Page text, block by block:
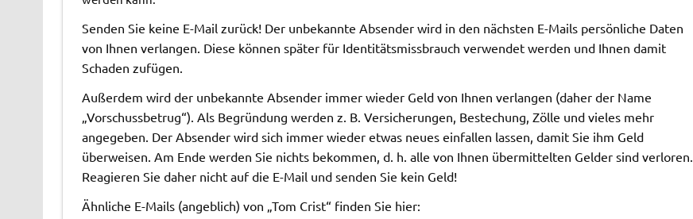
Senden Sie keine E-Mail zurück! Der unbekannte Absender wird in den nächsten E-Mails persönliche Daten
von Ihnen verlangen. Diese können später für Identitätsmissbrauch verwendet werden und Ihnen damit
Schaden zufügen.
Außerdem wird der unbekannte Absender immer wieder Geld von Ihnen verlangen (daher der Name
„Vorschussbetrug“). Als Begründung werden z. B. Versicherungen, Bestechung, Zölle und vieles mehr
angegeben. Der Absender wird sich immer wieder etwas neues einfallen lassen, damit Sie ihm Geld
überweisen. Am Ende werden Sie nichts bekommen, d. h. alle von Ihnen übermittelten Gelder sind verloren.
Reagieren Sie daher nicht auf die E-Mail und senden Sie kein Geld!
Ähnliche E-Mails (angeblich) von „Tom Crist“ finden Sie hier: